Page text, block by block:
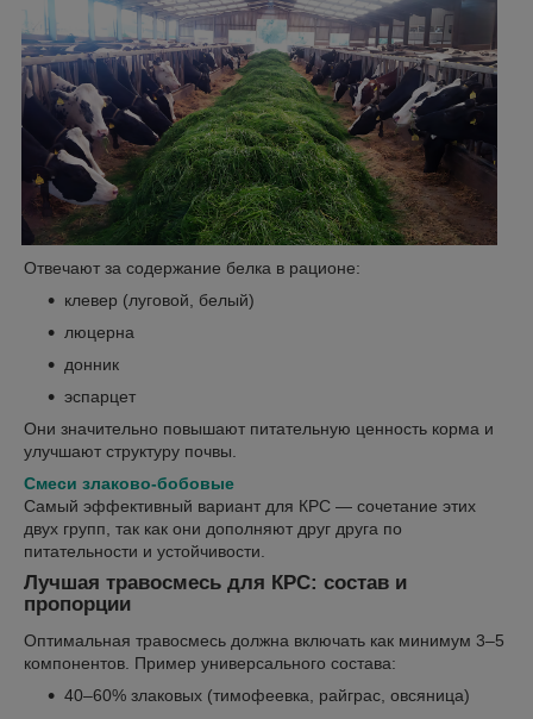
Отвечают за содержание белка в рационе:
клевер (луговой, белый)
люцерна
донник
эспарцет
Они значительно повышают питательную ценность корма и
улучшают структуру почвы.
Смеси злаково-бобовые
Самый эффективный вариант для КРС — сочетание этих
двух групп, так как они дополняют друг друга по
питательности и устойчивости.
Лучшая травосмесь для КРС: состав и
пропорции
Оптимальная травосмесь должна включать как минимум 3–5
компонентов. Пример универсального состава:
40–60% злаковых (тимофеевка, райграс, овсяница)